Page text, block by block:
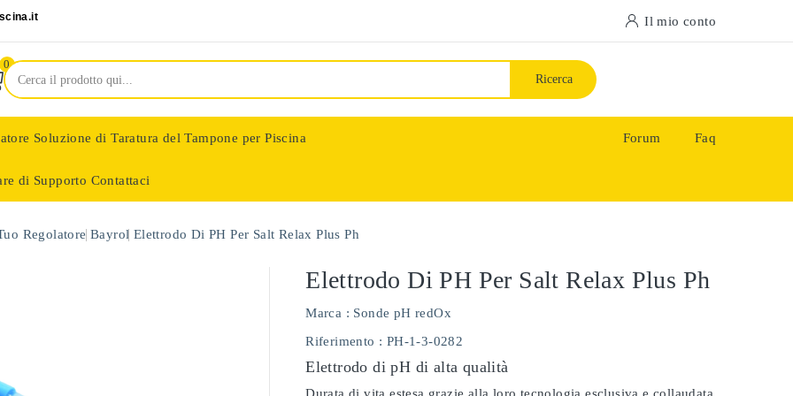
Il mio conto
0
Ricerca
Soluzione di Taratura del Tampone per Piscina
di Supporto Contattaci
Forum Faq
Regolatore Bayrol Elettrodo Di PH Per Salt Relax Plus Ph
Elettrodo Di PH Per Salt Relax Plus Ph
Marca : Sonde pH redOx
Riferimento : PH-1-3-0282
Elettrodo di pH di alta qualità